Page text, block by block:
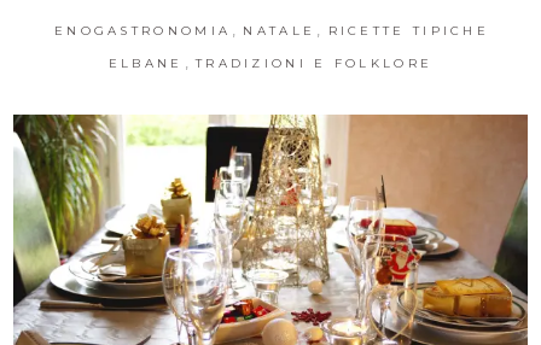
ENOGASTRONOMIA , NATALE , RICETTE TIPICHE
ELBANE , TRADIZIONI E FOLKLORE